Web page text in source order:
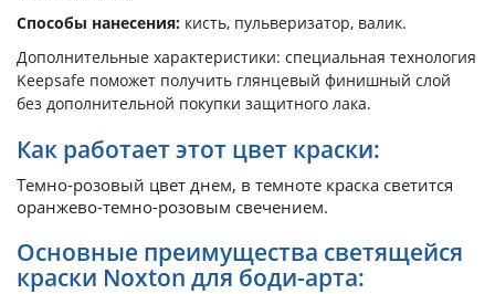
Способы нанесения: кисть, пульверизатор, валик.
Дополнительные характеристики: специальная технология
Keepsafe поможет получить глянцевый финишный слой
без дополнительной покупки защитного лака.
Как работает этот цвет краски:
Темно-розовый цвет днем, в темноте краска светится
оранжево-темно-розовым свечением.
Основные преимущества светящейся
краски Noxton для боди-арта: